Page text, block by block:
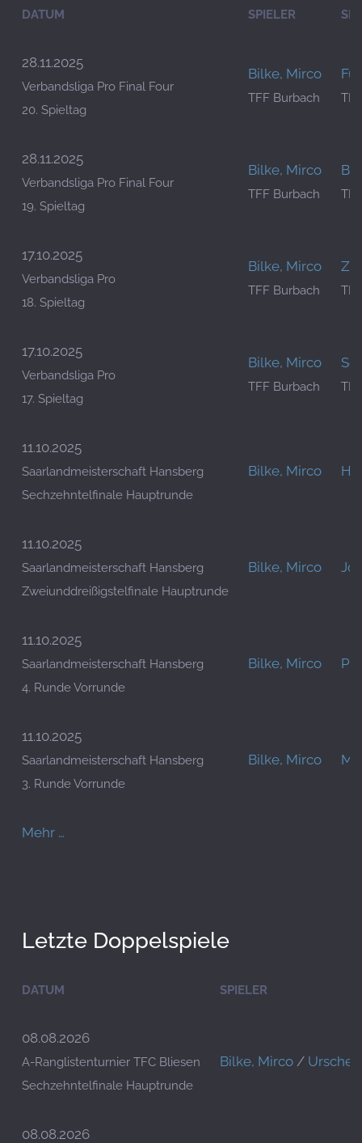
DATUM SPIELER
28.11.2025
Verbandsliga Pro Final Four
20. Spieltag
Bilke, Mirco
TFF Burbach
28.11.2025
Verbandsliga Pro Final Four
19. Spieltag
Bilke, Mirco
TFF Burbach
17.10.2025
Verbandsliga Pro
18. Spieltag
Bilke, Mirco
TFF Burbach
17.10.2025
Verbandsliga Pro
17. Spieltag
Bilke, Mirco
TFF Burbach
11.10.2025
Saarlandmeisterschaft Hansberg
Sechzehntelfinale Hauptrunde
Bilke, Mirco
11.10.2025
Saarlandmeisterschaft Hansberg
Zweiunddreißigstelfinale Hauptrunde
Bilke, Mirco
11.10.2025
Saarlandmeisterschaft Hansberg
4. Runde Vorrunde
Bilke, Mirco
11.10.2025
Saarlandmeisterschaft Hansberg
3. Runde Vorrunde
Bilke, Mirco
Mehr …
Letzte Doppelspiele
DATUM SPIELER
08.08.2026
A-Ranglistenturnier TFC Bliesen
Sechzehntelfinale Hauptrunde
Bilke, Mirco /
08.08.2026